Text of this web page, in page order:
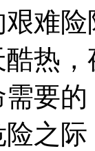
险
热
要
之际